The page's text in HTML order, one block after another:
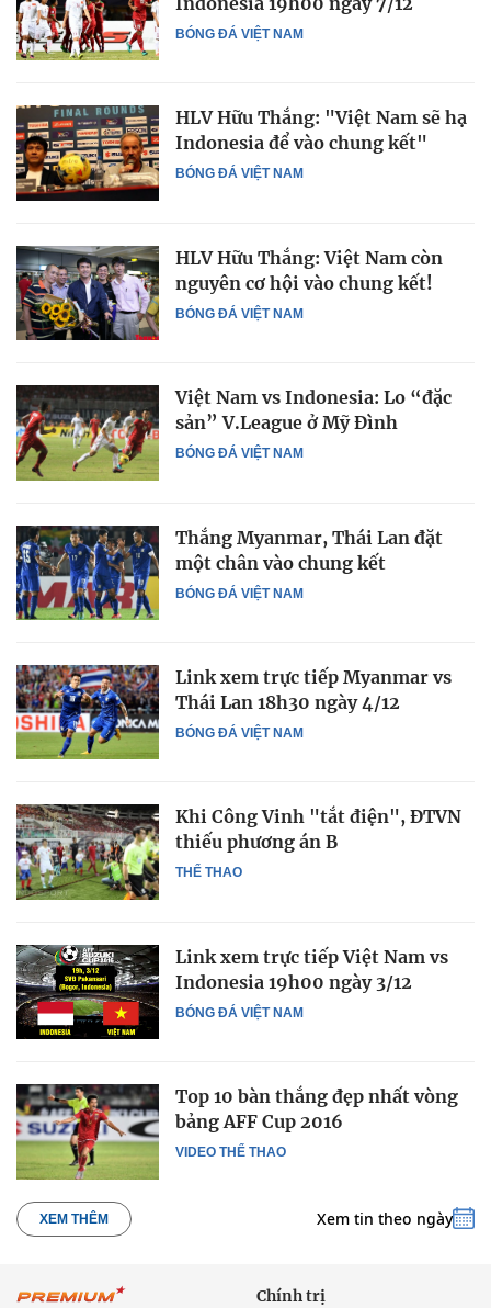
BÓNG ĐÁ VIỆT NAM
BÓNG ĐÁ VIỆT NAM
HLV Hữu Thắng: "Việt Nam sẽ hạ
Indonesia để vào chung kết"
BÓNG ĐÁ VIỆT NAM
HLV Hữu Thắng: Việt Nam còn
nguyên cơ hội vào chung kết!
BÓNG ĐÁ VIỆT NAM
Việt Nam vs Indonesia: Lo “đặc
sản” V.League ở Mỹ Đình
BÓNG ĐÁ VIỆT NAM
Thắng Myanmar, Thái Lan đặt
một chân vào chung kết
BÓNG ĐÁ VIỆT NAM
Link xem trực tiếp Myanmar vs
Thái Lan 18h30 ngày 4/12
THỂ THAO
Khi Công Vinh "tắt điện", ĐTVN
thiếu phương án B
BÓNG ĐÁ VIỆT NAM
Link xem trực tiếp Việt Nam vs
Indonesia 19h00 ngày 3/12
VIDEO THỂ THAO
Top 10 bàn thắng đẹp nhất vòng
bảng AFF Cup 2016
XEM THÊM Xem tin theo ngày
Chính trị